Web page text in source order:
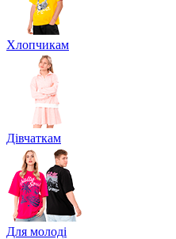
Хлопчикам
Дівчаткам
Для молоді